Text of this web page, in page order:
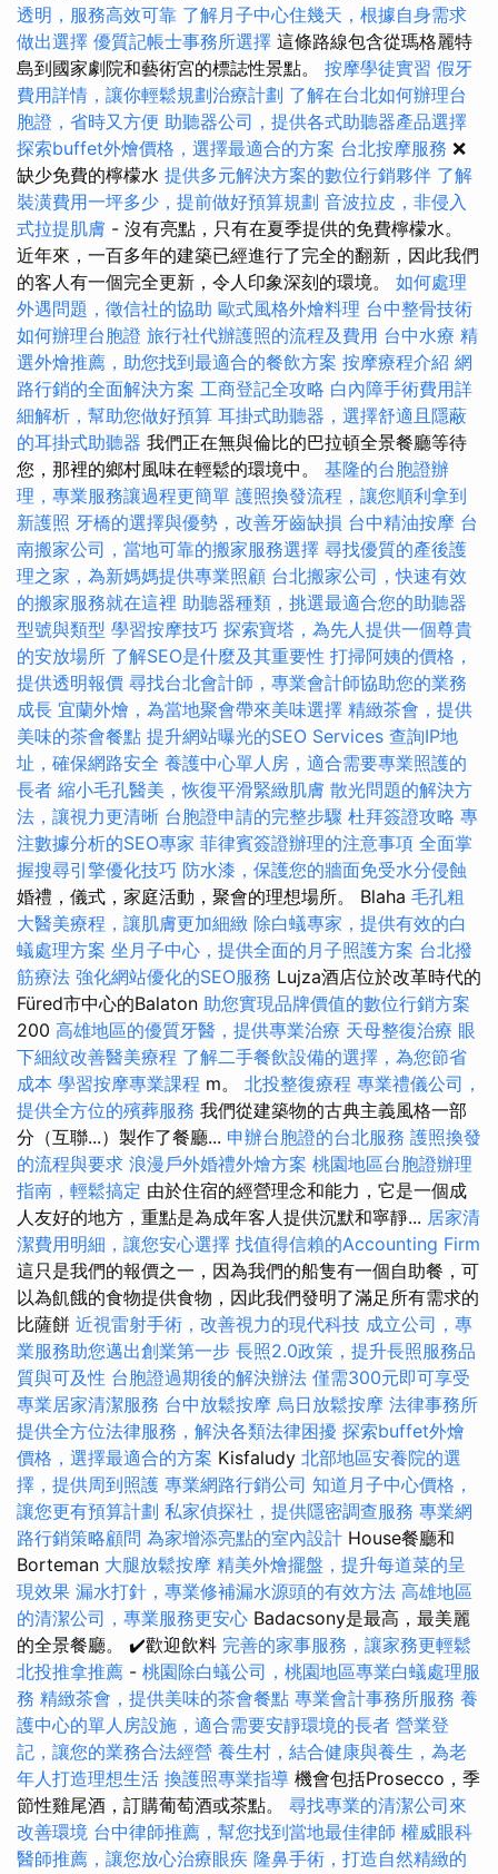
透明，服務高效可靠 了解月子中心住幾天，根據自身需求
做出選擇 優質記帳士事務所選擇 這條路線包含從瑪格麗特
島到國家劇院和藝術宮的標誌性景點。 按摩學徒實習 假牙
費用詳情，讓你輕鬆規劃治療計劃 了解在台北如何辦理台
胞證，省時又方便 助聽器公司，提供各式助聽器產品選擇
探索buffet外燴價格，選擇最適合的方案 台北按摩服務 ❌
缺少免費的檸檬水 提供多元解決方案的數位行銷夥伴 了解
裝潢費用一坪多少，提前做好預算規劃 音波拉皮，非侵入
式拉提肌膚 - 沒有亮點，只有在夏季提供的免費檸檬水。
近年來，一百多年的建築已經進行了完全的翻新，因此我們
的客人有一個完全更新，令人印象深刻的環境。 如何處理
外遇問題，徵信社的協助 歐式風格外燴料理 台中整骨技術
如何辦理台胞證 旅行社代辦護照的流程及費用 台中水療 精
選外燴推薦，助您找到最適合的餐飲方案 按摩療程介紹 網
路行銷的全面解決方案 工商登記全攻略 白內障手術費用詳
細解析，幫助您做好預算 耳掛式助聽器，選擇舒適且隱蔽
的耳掛式助聽器 我們正在無與倫比的巴拉頓全景餐廳等待
您，那裡的鄉村風味在輕鬆的環境中。 基隆的台胞證辦
理，專業服務讓過程更簡單 護照換發流程，讓您順利拿到
新護照 牙橋的選擇與優勢，改善牙齒缺損 台中精油按摩 台
南搬家公司，當地可靠的搬家服務選擇 尋找優質的產後護
理之家，為新媽媽提供專業照顧 台北搬家公司，快速有效
的搬家服務就在這裡 助聽器種類，挑選最適合您的助聽器
型號與類型 學習按摩技巧 探索寶塔，為先人提供一個尊貴
的安放場所 了解SEO是什麼及其重要性 打掃阿姨的價格，
提供透明報價 尋找台北會計師，專業會計師協助您的業務
成長 宜蘭外燴，為當地聚會帶來美味選擇 精緻茶會，提供
美味的茶會餐點 提升網站曝光的SEO Services 查詢IP地
址，確保網路安全 養護中心單人房，適合需要專業照護的
長者 縮小毛孔醫美，恢復平滑緊緻肌膚 散光問題的解決方
法，讓視力更清晰 台胞證申請的完整步驟 杜拜簽證攻略 專
注數據分析的SEO專家 菲律賓簽證辦理的注意事項 全面掌
握搜尋引擎優化技巧 防水漆，保護您的牆面免受水分侵蝕
婚禮，儀式，家庭活動，聚會的理想場所。 Blaha 毛孔粗
大醫美療程，讓肌膚更加細緻 除白蟻專家，提供有效的白
蟻處理方案 坐月子中心，提供全面的月子照護方案 台北撥
筋療法 強化網站優化的SEO服務 Lujza酒店位於改革時代的
Füred市中心的Balaton 助您實現品牌價值的數位行銷方案
200 高雄地區的優質牙醫，提供專業治療 天母整復治療 眼
下細紋改善醫美療程 了解二手餐飲設備的選擇，為您節省
成本 學習按摩專業課程 m。 北投整復療程 專業禮儀公司，
提供全方位的殯葬服務 我們從建築物的古典主義風格一部
分（互聯...）製作了餐廳... 申辦台胞證的台北服務 護照換發
的流程與要求 浪漫戶外婚禮外燴方案 桃園地區台胞證辦理
指南，輕鬆搞定 由於住宿的經營理念和能力，它是一個成
人友好的地方，重點是為成年客人提供沉默和寧靜... 居家清
潔費用明細，讓您安心選擇 找值得信賴的Accounting Firm
這只是我們的報價之一，因為我們的船隻有一個自助餐，可
以為飢餓的食物提供食物，因此我們發明了滿足所有需求的
比薩餅 近視雷射手術，改善視力的現代科技 成立公司，專
業服務助您邁出創業第一步 長照2.0政策，提升長照服務品
質與可及性 台胞證過期後的解決辦法 僅需300元即可享受
專業居家清潔服務 台中放鬆按摩 烏日放鬆按摩 法律事務所
提供全方位法律服務，解決各類法律困擾 探索buffet外燴
價格，選擇最適合的方案 Kisfaludy 北部地區安養院的選
擇，提供周到照護 專業網路行銷公司 知道月子中心價格，
讓您更有預算計劃 私家偵探社，提供隱密調查服務 專業網
路行銷策略顧問 為家增添亮點的室內設計 House餐廳和
Borteman 大腿放鬆按摩 精美外燴擺盤，提升每道菜的呈
現效果 漏水打針，專業修補漏水源頭的有效方法 高雄地區
的清潔公司，專業服務更安心 Badacsony是最高，最美麗
的全景餐廳。 ✔️歡迎飲料 完善的家事服務，讓家務更輕鬆
北投推拿推薦 - 桃園除白蟻公司，桃園地區專業白蟻處理服
務 精緻茶會，提供美味的茶會餐點 專業會計事務所服務 養
護中心的單人房設施，適合需要安靜環境的長者 營業登
記，讓您的業務合法經營 養生村，結合健康與養生，為老
年人打造理想生活 換護照專業指導 機會包括Prosecco，季
節性雞尾酒，訂購葡萄酒或茶點。 尋找專業的清潔公司來
改善環境 台中律師推薦，幫您找到當地最佳律師 權威眼科
醫師推薦，讓您放心治療眼疾 隆鼻手術，打造自然精緻的